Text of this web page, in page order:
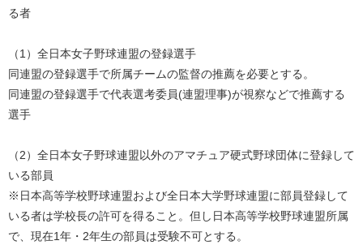
る者
（1）全日本女子野球連盟の登録選手
同連盟の登録選手で所属チームの監督の推薦を必要とする。
同連盟の登録選手で代表選考委員(連盟理事)が視察などで推薦する
選手
（2）全日本女子野球連盟以外のアマチュア硬式野球団体に登録して
いる部員
※日本高等学校野球連盟および全日本大学野球連盟に部員登録して
いる者は学校長の許可を得ること。但し日本高等学校野球連盟所属
で、現在1年・2年生の部員は受験不可とする。